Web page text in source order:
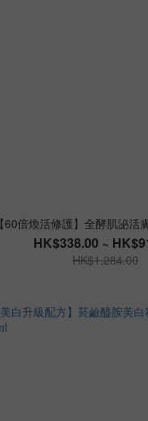
【60倍煥活修護】全酵肌泌活
HK$338.00 ~
HK$1,284.00